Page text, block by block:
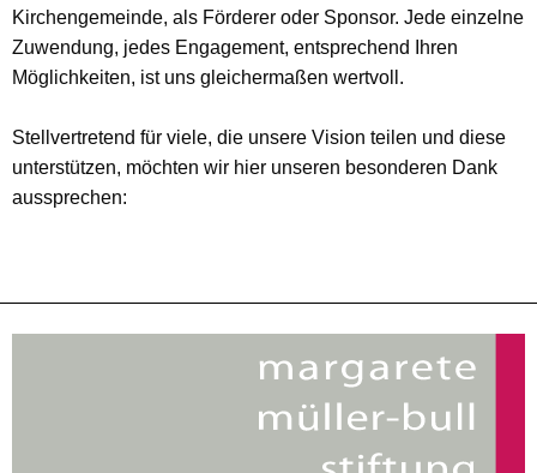
Kirchengemeinde, als Förderer oder Sponsor. Jede einzelne
Zuwendung, jedes Engagement, entsprechend Ihren
Möglichkeiten, ist uns gleichermaßen wertvoll.
Stellvertretend für viele, die unsere Vision teilen und diese
unterstützen, möchten wir hier unseren besonderen Dank
aussprechen: